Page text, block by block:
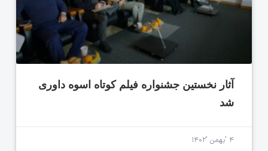
آثار نخستین جشنواره فیلم کوتاه اسوه داوری
شد
۴ 'بهمن '۱۴۰۲